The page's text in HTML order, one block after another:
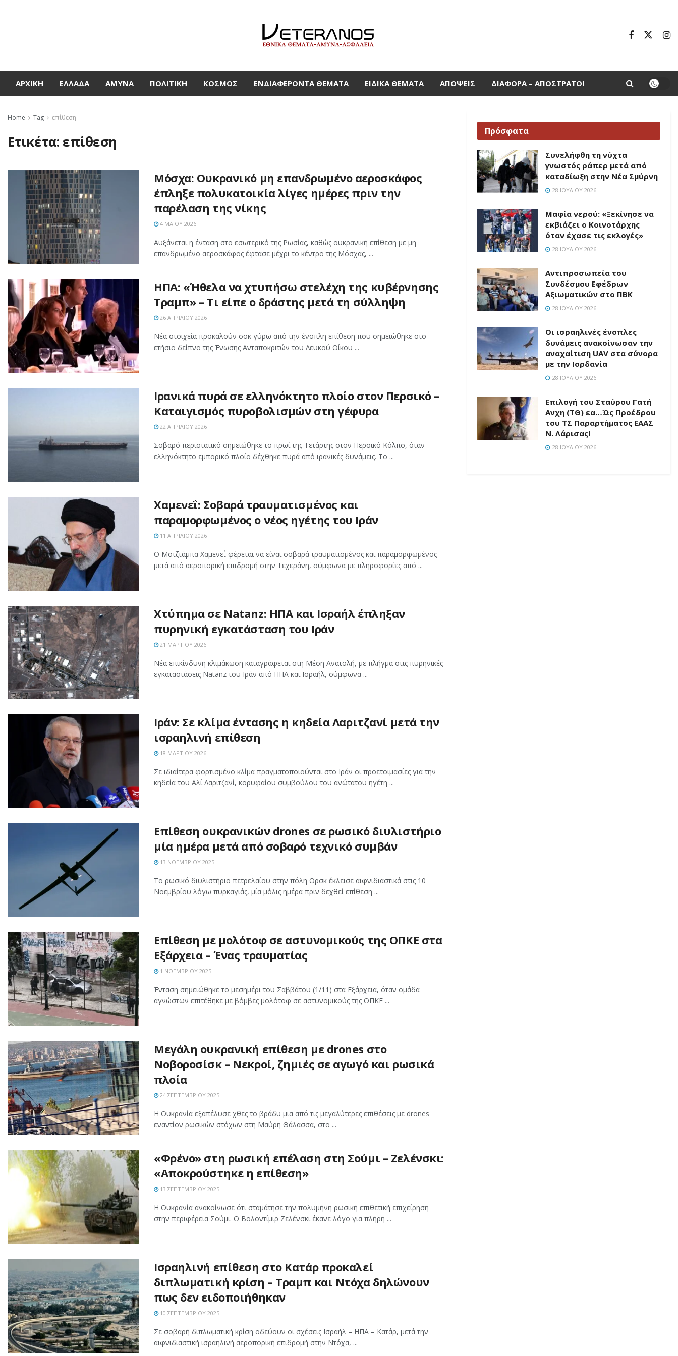
ΑΡΧΙΚΉ ΕΛΛΆΔΑ ΆΜΥΝΑ ΠΟΛΙΤΙΚΉ ΚΌΣΜΟΣ ΕΝΔΙΑΦΈΡΟΝΤΑ ΘΈΜΑΤΑ ΕΙΔΙΚΆ ΘΈΜΑΤΑ ΑΠΌΨΕΙΣ ΔΙΆΦΟΡΑ – ΑΠΌΣΤΡΑΤΟΙ
Home Tag επίθεση
Ετικέτα: επίθεση
Μόσχα: Ουκρανικό μη επανδρωμένο αεροσκάφος
έπληξε πολυκατοικία λίγες ημέρες πριν την
παρέλαση της νίκης
4 ΜΑΪ́ΟΥ 2026
Αυξάνεται η ένταση στο εσωτερικό της Ρωσίας, καθώς ουκρανική επίθεση με μη
επανδρωμένο αεροσκάφος έφτασε μέχρι το κέντρο της Μόσχας, ...
ΗΠΑ: «Ήθελα να χτυπήσω στελέχη της κυβέρνησης
Τραμπ» – Τι είπε ο δράστης μετά τη σύλληψη
26 ΑΠΡΙΛΊΟΥ 2026
Νέα στοιχεία προκαλούν σοκ γύρω από την ένοπλη επίθεση που σημειώθηκε στο
ετήσιο δείπνο της Ένωσης Ανταποκριτών του Λευκού Οίκου ...
Ιρανικά πυρά σε ελληνόκτητο πλοίο στον Περσικό –
Καταιγισμός πυροβολισμών στη γέφυρα
22 ΑΠΡΙΛΊΟΥ 2026
Σοβαρό περιστατικό σημειώθηκε το πρωί της Τετάρτης στον Περσικό Κόλπο, όταν
ελληνόκτητο εμπορικό πλοίο δέχθηκε πυρά από ιρανικές δυνάμεις. Το ...
Χαμενεΐ: Σοβαρά τραυματισμένος και
παραμορφωμένος ο νέος ηγέτης του Ιράν
11 ΑΠΡΙΛΊΟΥ 2026
Ο Μοτζτάμπα Χαμενεΐ φέρεται να είναι σοβαρά τραυματισμένος και παραμορφωμένος
μετά από αεροπορική επιδρομή στην Τεχεράνη, σύμφωνα με πληροφορίες από ...
Χτύπημα σε Natanz: ΗΠΑ και Ισραήλ έπληξαν
πυρηνική εγκατάσταση του Ιράν
21 ΜΑΡΤΊΟΥ 2026
Νέα επικίνδυνη κλιμάκωση καταγράφεται στη Μέση Ανατολή, με πλήγμα στις πυρηνικές
εγκαταστάσεις Natanz του Ιράν από ΗΠΑ και Ισραήλ, σύμφωνα ...
Ιράν: Σε κλίμα έντασης η κηδεία Λαριτζανί μετά την
ισραηλινή επίθεση
18 ΜΑΡΤΊΟΥ 2026
Σε ιδιαίτερα φορτισμένο κλίμα πραγματοποιούνται στο Ιράν οι προετοιμασίες για την
κηδεία του Αλί Λαριτζανί, κορυφαίου συμβούλου του ανώτατου ηγέτη ...
Επίθεση ουκρανικών drones σε ρωσικό διυλιστήριο
μία ημέρα μετά από σοβαρό τεχνικό συμβάν
13 ΝΟΕΜΒΡΊΟΥ 2025
Το ρωσικό διυλιστήριο πετρελαίου στην πόλη Ορσκ έκλεισε αιφνιδιαστικά στις 10
Νοεμβρίου λόγω πυρκαγιάς, μία μόλις ημέρα πριν δεχθεί επίθεση ...
Επίθεση με μολότοφ σε αστυνομικούς της ΟΠΚΕ στα
Εξάρχεια – Ένας τραυματίας
1 ΝΟΕΜΒΡΊΟΥ 2025
Ένταση σημειώθηκε το μεσημέρι του Σαββάτου (1/11) στα Εξάρχεια, όταν ομάδα
αγνώστων επιτέθηκε με βόμβες μολότοφ σε αστυνομικούς της ΟΠΚΕ ...
Μεγάλη ουκρανική επίθεση με drones στο
Νοβοροσίσκ – Νεκροί, ζημιές σε αγωγό και ρωσικά
πλοία
24 ΣΕΠΤΕΜΒΡΊΟΥ 2025
Η Ουκρανία εξαπέλυσε χθες το βράδυ μια από τις μεγαλύτερες επιθέσεις με drones
εναντίον ρωσικών στόχων στη Μαύρη Θάλασσα, στο ...
«Φρένο» στη ρωσική επέλαση στη Σούμι – Ζελένσκι:
«Αποκρούστηκε η επίθεση»
13 ΣΕΠΤΕΜΒΡΊΟΥ 2025
Η Ουκρανία ανακοίνωσε ότι σταμάτησε την πολυμήνη ρωσική επιθετική επιχείρηση
στην περιφέρεια Σούμι. Ο Βολοντίμιρ Ζελένσκι έκανε λόγο για πλήρη ...
Ισραηλινή επίθεση στο Κατάρ προκαλεί
διπλωματική κρίση – Τραμπ και Ντόχα δηλώνουν
πως δεν ειδοποιήθηκαν
10 ΣΕΠΤΕΜΒΡΊΟΥ 2025
Σε σοβαρή διπλωματική κρίση οδεύουν οι σχέσεις Ισραήλ – ΗΠΑ – Κατάρ, μετά την
αιφνιδιαστική ισραηλινή αεροπορική επιδρομή στην Ντόχα, ...
Πρόσφατα
Συνελήφθη τη νύχτα
γνωστός ράπερ μετά από
καταδίωξη στην Νέα Σμύρνη
28 ΙΟΥΛΊΟΥ 2026
Μαφία νερού: «Ξεκίνησε να
εκβιάζει ο Κοινοτάρχης
όταν έχασε τις εκλογές»
28 ΙΟΥΛΊΟΥ 2026
Aντιπροσωπεία του
Συνδέσμου Εφέδρων
Αξιωματικών στο ΠΒΚ
28 ΙΟΥΛΊΟΥ 2026
Οι ισραηλινές ένοπλες
δυνάμεις ανακοίνωσαν την
αναχαίτιση UAV στα σύνορα
με την Ιορδανία
28 ΙΟΥΛΊΟΥ 2026
Επιλογή του Σταύρου Γατή
Ανχη (ΤΘ) εα…Ώς Προέδρου
του ΤΣ Παραρτήματος ΕΑΑΣ
Ν. Λάρισας!
28 ΙΟΥΛΊΟΥ 2026